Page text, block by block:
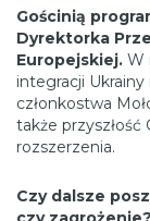
Gościnią
Dyrektorka
Europejskiej. W
integracji
członkostwa
także przyszłość
rozszerzenia.
Czy dalsze